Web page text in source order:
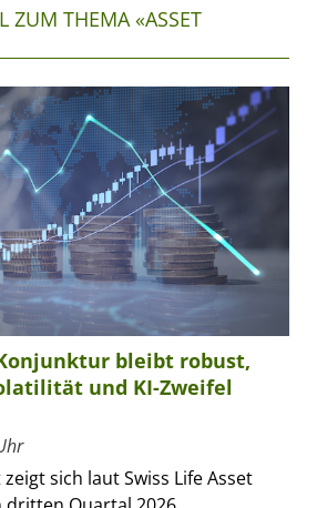
ZUM THEMA «ASSET
bleibt robust,
und KI-Zweifel
sich laut Swiss Life Asset